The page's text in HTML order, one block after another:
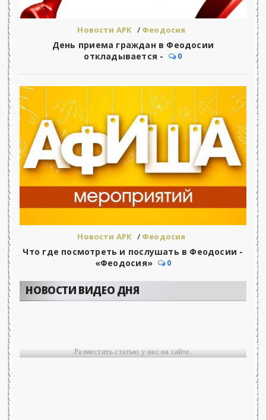
Новости АРК / Феодосия
День приема граждан в Феодосии
откладывается -
0
Новости АРК / Феодосия
Что где посмотреть и послушать в Феодосии -
«Феодосия»
0
НОВОСТИ ВИДЕО ДНЯ
Разместить статью у нас на сайте.